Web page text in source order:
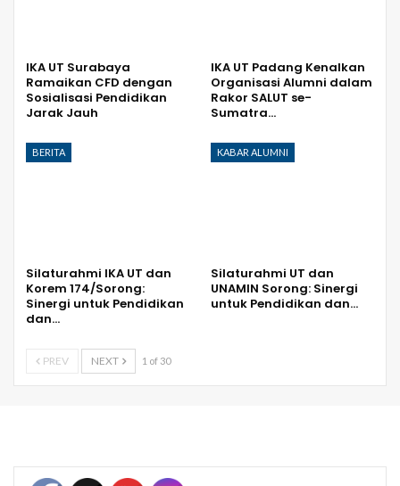
IKA UT Surabaya
Ramaikan CFD dengan
Sosialisasi Pendidikan
Jarak Jauh
IKA UT Padang Kenalkan
Organisasi Alumni dalam
Rakor SALUT se-
Sumatra…
BERITA
Silaturahmi IKA UT dan
Korem 174/Sorong:
Sinergi untuk Pendidikan
dan…
KABAR ALUMNI
Silaturahmi UT dan
UNAMIN Sorong: Sinergi
untuk Pendidikan dan…
PREV NEXT 1 of 30